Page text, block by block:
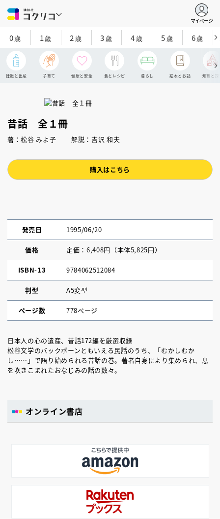
マイページ
0歳 1歳 2 歳 3歳 4歳 5歳 6歳
妊娠と出産 子育て 健康と安全 食とレシピ 暮らし 絵本とお話 知育と探
昔話 全１冊
著：松谷 みよ子 解説：吉沢 和夫
購入はこちら
発売日 1995/06/20
価格 定価：6,408円（本体5,825円）
ISBN-13 9784062512084
判型 A5変型
ページ数 778ページ
日本人の心の遺産、昔話172編を厳選収録
松谷文学のバックボーンともいえる民話のうち、「むかしむか
し……」で語り始められる昔話の巻。著者自身により集められ、息
を吹きこまれたおなじみの話の数々。
オンライン書店